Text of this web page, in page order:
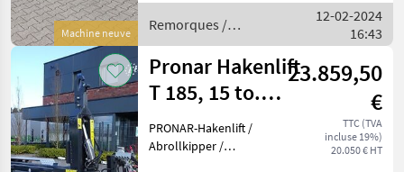
Machine neuve
kg Nutzlast ca.
Remorques /
Pronar
12-02-2024
16:43
Pronar Hakenlift
T 185, 15 to.
zGG,
Abrollkipper /
23.859,50
€
TTC (TVA
incluse 19%)
20.050 € HT
PRONAR-Hakenlift /
Abrollkipper /